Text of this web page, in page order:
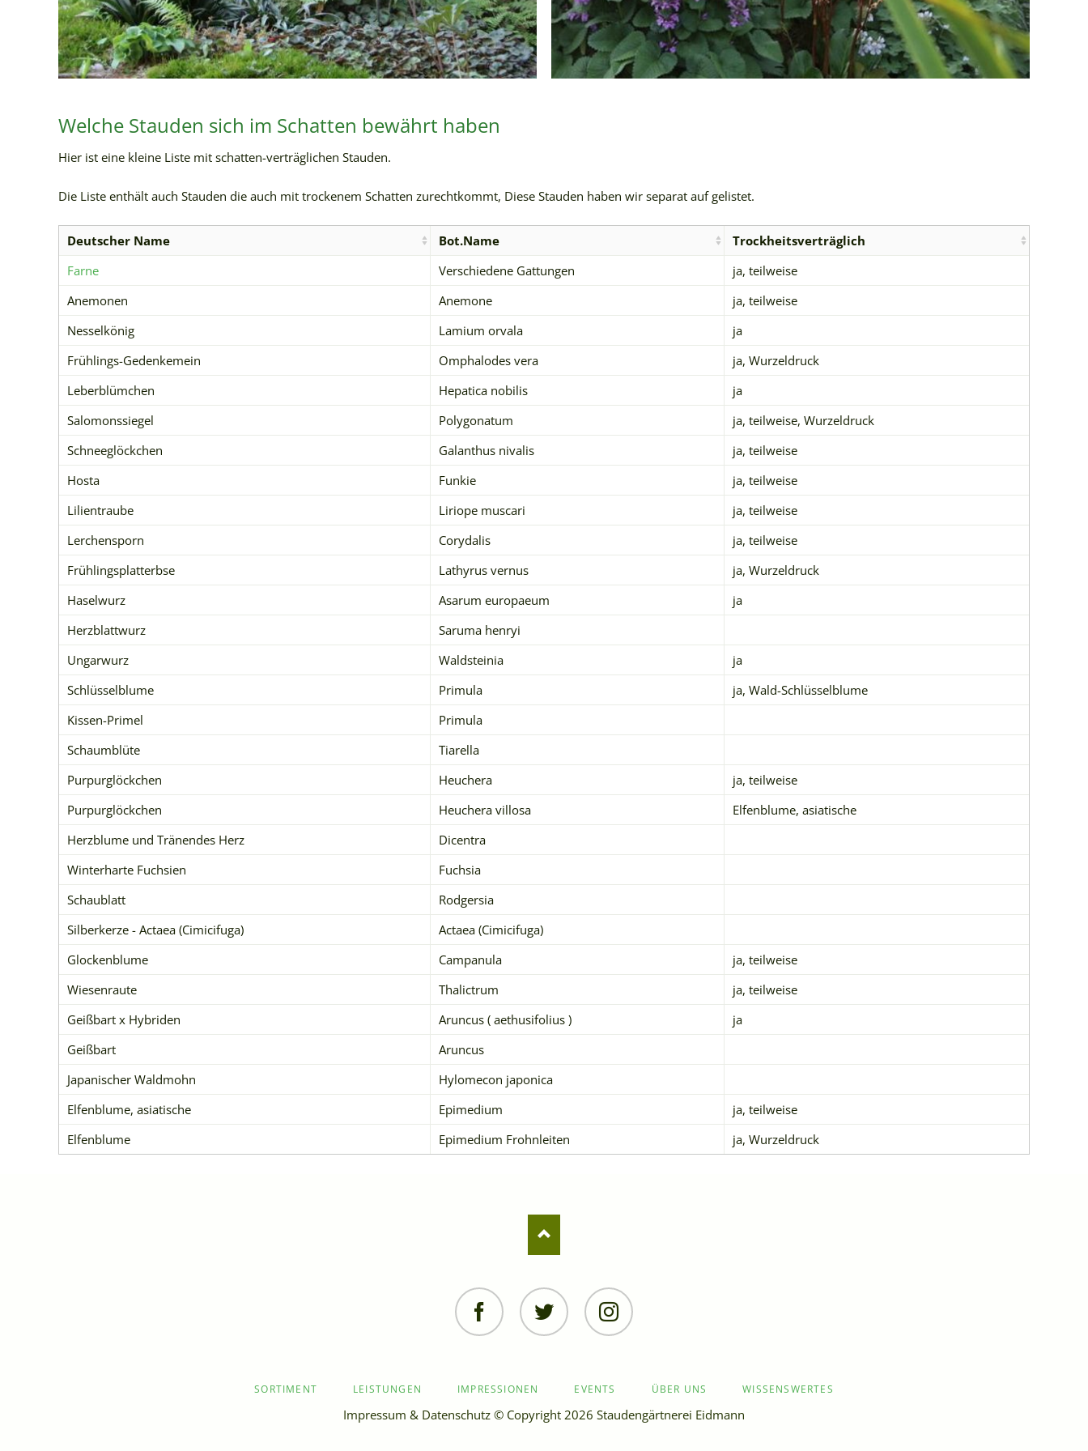
Welche Stauden sich im Schatten bewährt haben
Hier ist eine kleine Liste mit schatten-verträglichen Stauden.
Die Liste enthält auch Stauden die auch mit trockenem Schatten zurechtkommt, Diese Stauden haben wir separat auf gelistet.
Deutscher Name Bot.Name
Trockheitsverträglich
Farne
Verschiedene Gattungen
ja, teilweise
Anemonen
Anemone
ja, teilweise
Nesselkönig
Lamium orvala
ja
Frühlings-Gedenkemein
Omphalodes vera
ja, Wurzeldruck
Leberblümchen
Hepatica nobilis
ja
Salomonssiegel
Polygonatum
ja, teilweise, Wurzeldruck
Schneeglöckchen
Galanthus nivalis
ja, teilweise
Hosta
Funkie
ja, teilweise
Lilientraube
Liriope muscari
ja, teilweise
Lerchensporn
Corydalis
ja, teilweise
Frühlingsplatterbse
Lathyrus vernus
ja, Wurzeldruck
Haselwurz
Asarum europaeum
ja
Herzblattwurz
Saruma henryi
Ungarwurz
Waldsteinia
ja
Schlüsselblume
Primula
ja, Wald-Schlüsselblume
Kissen-Primel
Primula
Schaumblüte
Tiarella
Purpurglöckchen
Heuchera
ja, teilweise
Purpurglöckchen
Heuchera villosa
Elfenblume, asiatische
Herzblume und Tränendes Herz
Dicentra
Winterharte Fuchsien
Fuchsia
Schaublatt
Rodgersia
Silberkerze - Actaea (Cimicifuga)
Actaea (Cimicifuga)
Glockenblume
Campanula
ja, teilweise
Wiesenraute
Thalictrum
ja, teilweise
Geißbart x Hybriden
Aruncus ( aethusifolius )
ja
Geißbart
Aruncus
Japanischer Waldmohn
Hylomecon japonica
Elfenblume, asiatische
Epimedium
ja, teilweise
Elfenblume
Epimedium Frohnleiten ja, Wurzeldruck
ÜBERSPRINGEN
SORTIMENT LEISTUNGEN IMPRESSIONEN EVENTS ÜBER UNS WISSENSWERTES
Impressum & Datenschutz © Copyright 2026 Staudengärtnerei Eidmann